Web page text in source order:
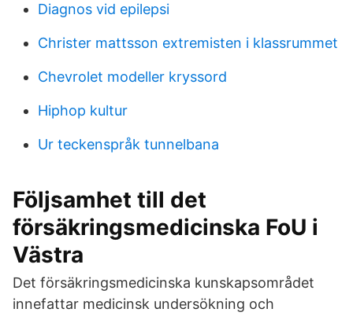
Diagnos vid epilepsi
Christer mattsson extremisten i klassrummet
Chevrolet modeller kryssord
Hiphop kultur
Ur teckenspråk tunnelbana
Följsamhet till det
försäkringsmedicinska FoU i
Västra
Det försäkringsmedicinska kunskapsområdet
innefattar medicinsk undersökning och